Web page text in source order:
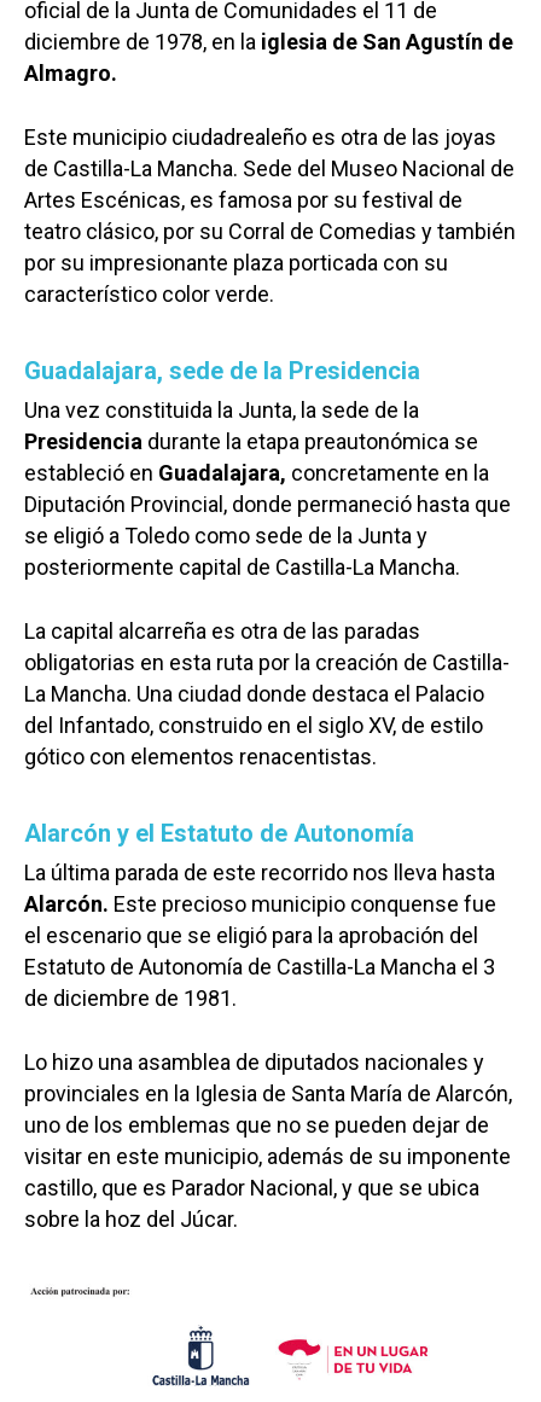
oficial de la Junta de Comunidades el 11 de
diciembre de 1978, en la iglesia de San Agustín de
Almagro.
Este municipio ciudadrealeño es otra de las joyas
de Castilla-La Mancha. Sede del Museo Nacional de
Artes Escénicas, es famosa por su festival de
teatro clásico, por su Corral de Comedias y también
por su impresionante plaza porticada con su
característico color verde.
Guadalajara, sede de la Presidencia
Una vez constituida la Junta, la sede de la
Presidencia durante la etapa preautonómica se
estableció en Guadalajara, concretamente en la
Diputación Provincial, donde permaneció hasta que
se eligió a Toledo como sede de la Junta y
posteriormente capital de Castilla-La Mancha.
La capital alcarreña es otra de las paradas
obligatorias en esta ruta por la creación de Castilla-
La Mancha. Una ciudad donde destaca el Palacio
del Infantado, construido en el siglo XV, de estilo
gótico con elementos renacentistas.
Alarcón y el Estatuto de Autonomía
La última parada de este recorrido nos lleva hasta
Alarcón. Este precioso municipio conquense fue
el escenario que se eligió para la aprobación del
Estatuto de Autonomía de Castilla-La Mancha el 3
de diciembre de 1981.
Lo hizo una asamblea de diputados nacionales y
provinciales en la Iglesia de Santa María de Alarcón,
uno de los emblemas que no se pueden dejar de
visitar en este municipio, además de su imponente
castillo, que es Parador Nacional, y que se ubica
sobre la hoz del Júcar.